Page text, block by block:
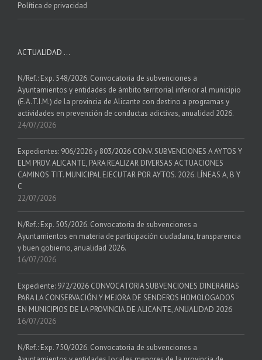
Política de privacidad
ACTUALIDAD …
N/Ref.: Exp. 548/2026. Convocatoria de subvenciones a
Ayuntamientos y entidades de ámbito territorial inferior al municipio
(E.A.T.I.M.) de la provincia de Alicante con destino a programas y
actividades en prevención de conductas adictivas, anualidad 2026.
24/07/2026
Expedientes: 906/2026 y 803/2026 CONV. SUBVENCIONES A AYTOS Y
ELM PROV. ALICANTE, PARA REALIZAR DIVERSAS ACTUACIONES
CAMINOS TIT. MUNICIPAL EJECUTAR POR AYTOS. 2026. LÍNEAS A, B Y
C
22/07/2026
N/Ref.: Exp. 505/2026. Convocatoria de subvenciones a
Ayuntamientos en materia de participación ciudadana, transparencia
y buen gobierno, anualidad 2026.
16/07/2026
Expediente: 972/2026 CONVOCATORIA SUBVENCIONES DINERARIAS
PARA LA CONSERVACIÓN Y MEJORA DE SENDEROS HOMOLOGADOS
EN MUNICIPIOS DE LA PROVINCIA DE ALICANTE, ANUALIDAD 2026
16/07/2026
N/Ref.: Exp. 750/2026. Convocatoria de subvenciones a